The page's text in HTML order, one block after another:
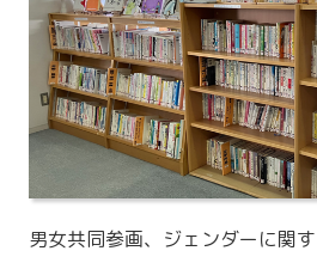
男女共同参画、ジェンダーに関